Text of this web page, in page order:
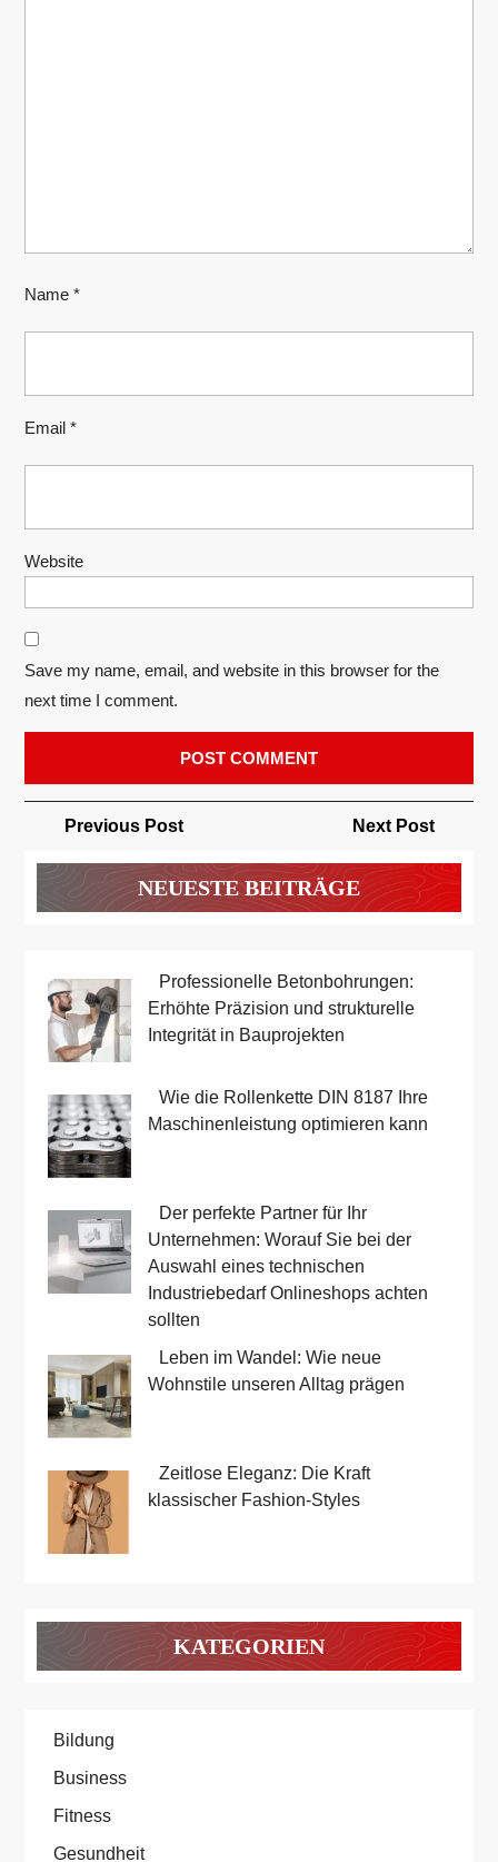
Name *
Email *
Website
Save my name, email, and website in this browser for the
next time I comment.
PostPrevious PostPrevious
Next Post
NEUESTE BEITRÄGE
Professionelle Betonbohrungen:
Erhöhte Präzision und strukturelle
Integrität in Bauprojekten
Wie die Rollenkette DIN 8187 Ihre
Maschinenleistung optimieren kann
Der perfekte Partner für Ihr
Unternehmen: Worauf Sie bei der
Auswahl eines technischen
Industriebedarf Onlineshops achten
sollten
Leben im Wandel: Wie neue
Wohnstile unseren Alltag prägen
Zeitlose Eleganz: Die Kraft
klassischer Fashion-Styles
KATEGORIEN
Bildung
Business
Fitness
Gesundheit